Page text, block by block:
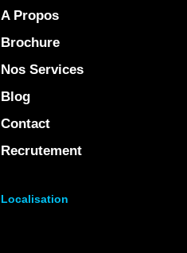
A Propos
Brochure
Nos Services
Blog
Contact
Recrutement
Localisation